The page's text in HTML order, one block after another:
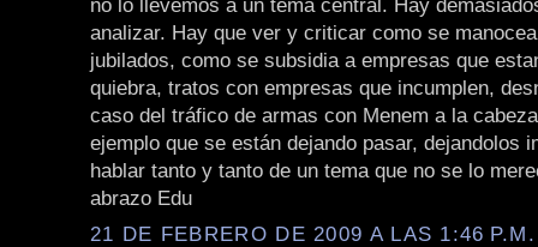
no lo llevemos a un tema central. Hay
analizar. Hay que ver y criticar como se
jubilados, como se subsidia a empresas que
quiebra, tratos con empresas que incumplen,
caso del tráfico de armas con Menem a la
ejemplo que se están dejando pasar, dejandolos
hablar tanto y tanto de un tema que no se lo
abrazo Edu
21 DE FEBRERO DE 2009 A LAS 1:46 P.M.